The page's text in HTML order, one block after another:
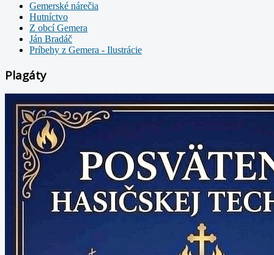
Gemerské nárečia
Hutníctvo
Z obcí Gemera
Ján Bradáč
Príbehy z Gemera - Ilustrácie
Plagáty